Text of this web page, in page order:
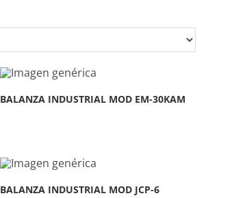
BALANZA INDUSTRIAL MOD EM-30KAM
BALANZA INDUSTRIAL MOD JCP-6